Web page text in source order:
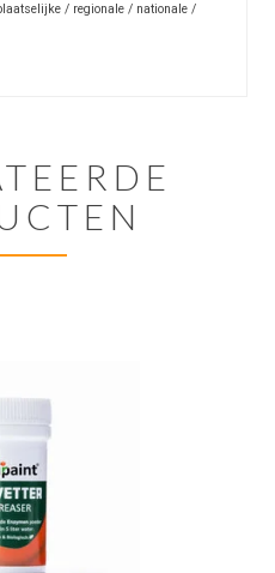
/ regionale / nationale /